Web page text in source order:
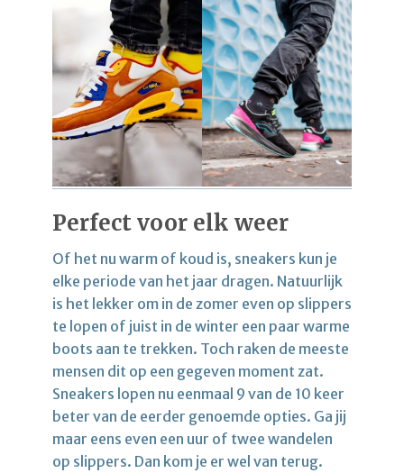
Perfect voor elk weer
Of het nu warm of koud is, sneakers kun je
elke periode van het jaar dragen. Natuurlijk
is het lekker om in de zomer even op slippers
te lopen of juist in de winter een paar warme
boots aan te trekken. Toch raken de meeste
mensen dit op een gegeven moment zat.
Sneakers lopen nu eenmaal 9 van de 10 keer
beter van de eerder genoemde opties. Ga jij
maar eens even een uur of twee wandelen
op slippers. Dan kom je er wel van terug.